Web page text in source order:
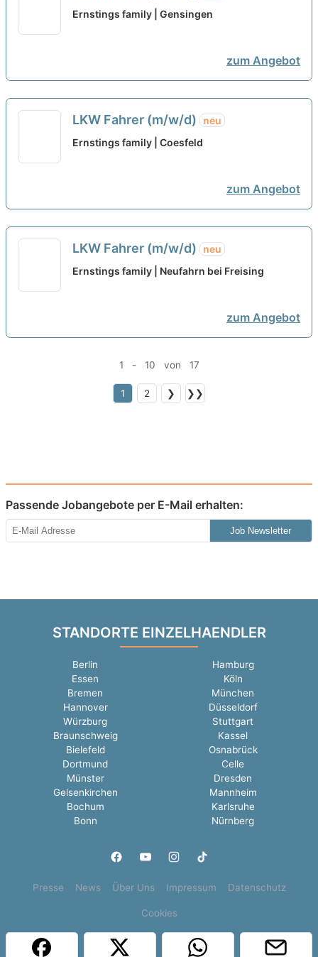
Ernstings family | Gensingen
zum Angebot
LKW Fahrer (m/w/d)
neu
Ernstings family | Coesfeld
zum Angebot
LKW Fahrer (m/w/d)
neu
Ernstings family | Neufahrn bei Freising
zum Angebot
1 - 10 von 17
1 2 ❯ ❯❯
Passende Jobangebote per E-Mail erhalten:
Job Newsletter
STANDORTE EINZELHAENDLER
Berlin
Hamburg
Essen
Köln
Bremen
München
Hannover
Düsseldorf
Würzburg
Stuttgart
Braunschweig
Kassel
Bielefeld
Osnabrück
Dortmund
Celle
Münster
Dresden
Gelsenkirchen
Mannheim
Bochum
Karlsruhe
Bonn
Nürnberg
Presse News Über Uns Impressum Datenschutz
Cookies
Copyright © 2000 - 2026 | 1A Infosysteme GmbH | Content by: 1a-sites-jobs